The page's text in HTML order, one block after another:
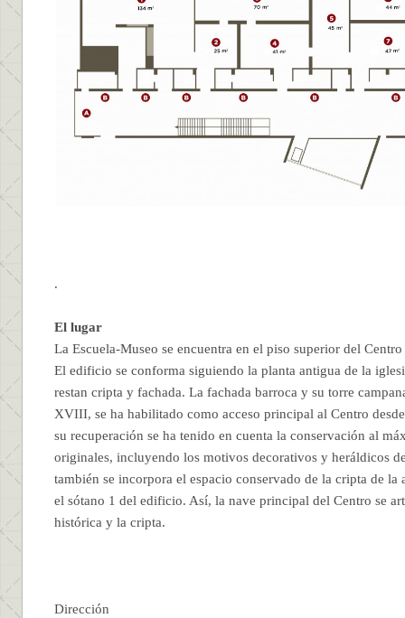
.
El lugar
La Escuela-Museo se encuentra en el piso superior del
El edificio se conforma siguiendo la planta antigua de la
restan cripta y fachada. La fachada barroca y su torre
XVIII, se ha habilitado como acceso principal al Centro
su recuperación se ha tenido en cuenta la conservación al
originales, incluyendo los motivos decorativos y heráldicos
también se incorpora el espacio conservado de la cripta de
el sótano 1 del edificio. Así, la nave principal del Centro se
histórica y la cripta.
Dirección